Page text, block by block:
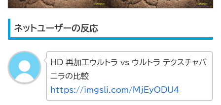
ネットユーザーの反応
HD 再加工ウルトラ vs ウルトラ テクスチャバ
ニラの比較
https://imgsli.com/MjEyODU4